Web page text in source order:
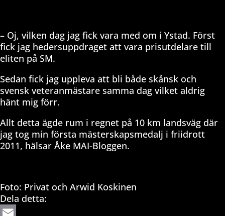
– Oj, vilken dag jag fick vara med om i Ystad. Först
fick jag hedersuppdraget att vara prisutdelare till
eliten på SM.
Sedan fick jag uppleva att bli både skånsk och
svensk veteranmästare samma dag vilket aldrig
hänt mig förr.
Allt detta ägde rum i regnet på 10 km landsväg där
jag tog min första mästerskapsmedalj i friidrott
2011, hälsar Åke MAI-Bloggen.
Foto: Privat och Arwid Koskinen
Dela detta: